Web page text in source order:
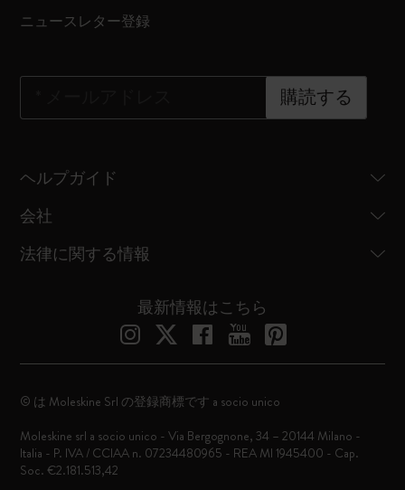
ニュースレター登録
購読する
ヘルプガイド
会社
法律に関する情報
最新情報はこちら
© は Moleskine Srl の登録商標です a socio unico
Moleskine srl a socio unico - Via Bergognone, 34 – 20144 Milano -
Italia - P. IVA / CCIAA n. 07234480965 - REA MI 1945400 - Cap.
Soc. €2.181.513,42